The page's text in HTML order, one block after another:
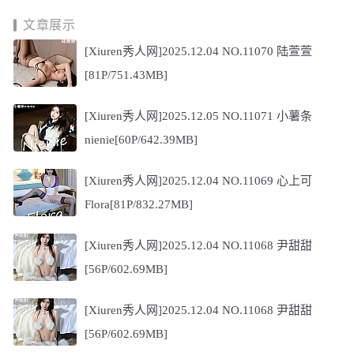
文章展示
[Xiuren秀人网]2025.12.04 NO.11070 陆萱萱
[81P/751.43MB]
[Xiuren秀人网]2025.12.05 NO.11071 小薯条
nienie[60P/642.39MB]
[Xiuren秀人网]2025.12.04 NO.11069 心上可
Flora[81P/832.27MB]
[Xiuren秀人网]2025.12.04 NO.11068 尹甜甜
[56P/602.69MB]
[Xiuren秀人网]2025.12.04 NO.11068 尹甜甜
[56P/602.69MB]